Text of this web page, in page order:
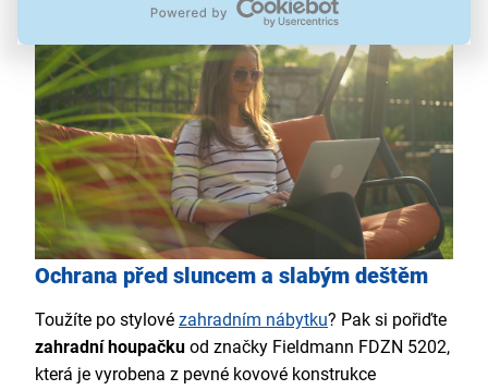
Ochrana před sluncem a slabým deštěm
Toužíte po stylové zahradním nábytku? Pak si pořiďte
zahradní houpačku od značky Fieldmann FDZN 5202,
která je vyrobena z pevné kovové konstrukce